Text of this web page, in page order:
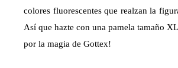
colores fluorescentes que realzan la
Así que hazte con una pamela tamaño
por la magia de Gottex!